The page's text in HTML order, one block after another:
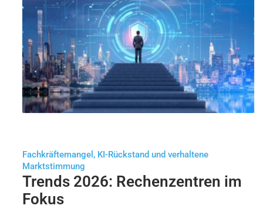
Fachkräftemangel, KI-Rückstand und verhaltene
Marktstimmung
Trends 2026: Rechenzentren im
Fokus